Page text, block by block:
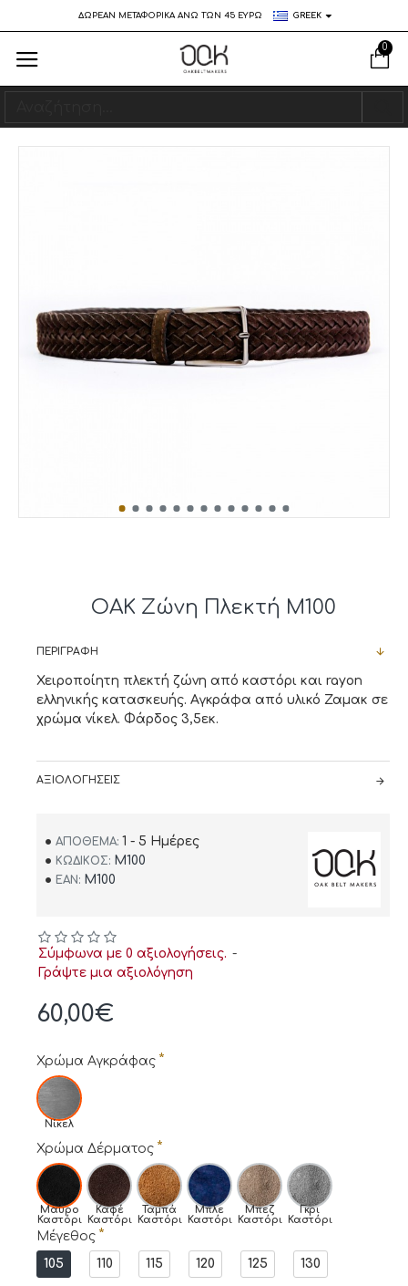
ΔΩΡΕΑΝ ΜΕΤΑΦΟΡΙΚΑ ΑΝΩ ΤΩΝ 45 ΕΥΡΩ GREEK
0
OAK Ζώνη Πλεκτή M100
ΠΕΡΙΓΡΑΦΉ
Χειροποίητη πλεκτή ζώνη από καστόρι και rayon
ελληνικής κατασκευής. Αγκράφα από υλικό Ζαμακ σε
χρώμα νίκελ. Φάρδος 3,5εκ.
ΑΞΙΟΛΟΓΉΣΕΙΣ
ΑΠΌΘΕΜΑ: 1 - 5 Ημέρες
ΚΩΔΙΚΌΣ: M100
EAN: M100
Σύμφωνα με 0 αξιολογήσεις. -
Γράψτε μια αξιολόγηση
60,00€
Χρώμα Αγκράφας
Νίκελ
Χρώμα Δέρματος
Μαύρο
Καστόρι
Καφέ
Καστόρι
Ταμπά
Καστόρι
Μπλε
Καστόρι
Μπεζ
Καστόρι
Γκρι
Καστόρι
Μέγεθος
105
110 115 120 125 130